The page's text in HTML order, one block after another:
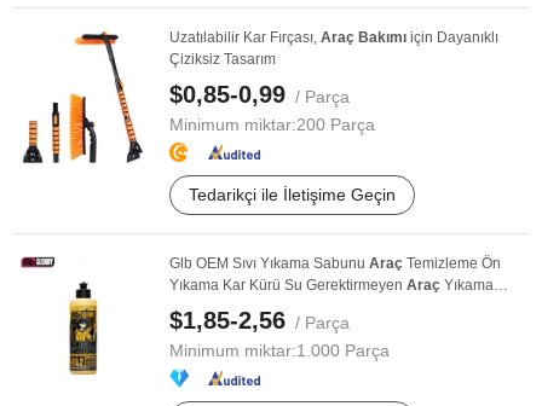
Uzatılabilir Kar Fırçası, Araç Bakımı için Dayanıklı
Çiziksiz Tasarım
$0,85-0,99 / Parça
Minimum miktar:200 Parça
Tedarikçi ile İletişime Geçin
Glb OEM Sıvı Yıkama Sabunu Araç Temizleme Ön
Yıkama Kar Kürü Su Gerektirmeyen Araç Yıkama
Sıvısı ...
$1,85-2,56 / Parça
Minimum miktar:1.000 Parça